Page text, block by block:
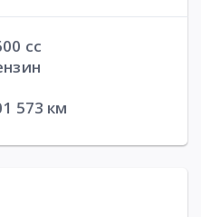
cc
573 км